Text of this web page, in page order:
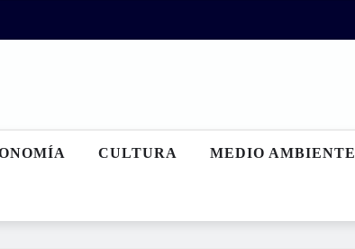
CULTURA MEDIO AMBIENTE